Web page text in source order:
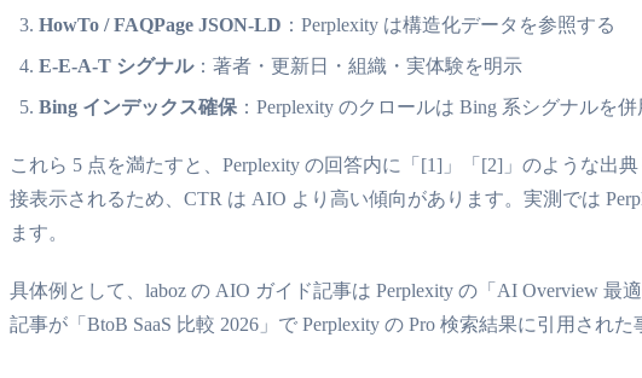
HowTo / FAQPage JSON-LD ：Perplexity は構造化データを参照する
E-E-A-T シグナル：著者・更新日・組織・実体験を明示
Bing インデックス確保 ：Perplexity のクロールは Bing 系シグナルを併
これら 5 点を満たすと、Perplexity の回答内に「[1]」「[2]」のような出
接表示されるため、CTR は AIO より高い傾向があります。実測では
ます。
具体例として、laboz の AIO ガイド記事は Perplexity の「AI Overview
記事が「BtoB SaaS 比較 2026」で Perplexity の Pro 検索結果に引用され